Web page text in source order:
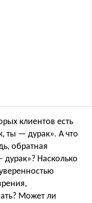
клиентов есть
ты — дурак». А что
обратная
Насколько
Может ли